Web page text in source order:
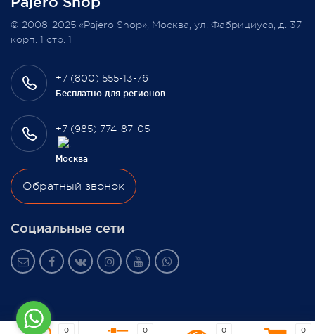
3 февраля 2022
+7 (800) 555-13-76
Бесплатно для регионов
+7 (985) 774-87-05
Москва
Обратный звонок
Социальные сети
© 2008-2025 «Pajero Shop», Москва, ул. Фабрициуса, д. 37
корп. 1 стр. 1
0 0 0 0